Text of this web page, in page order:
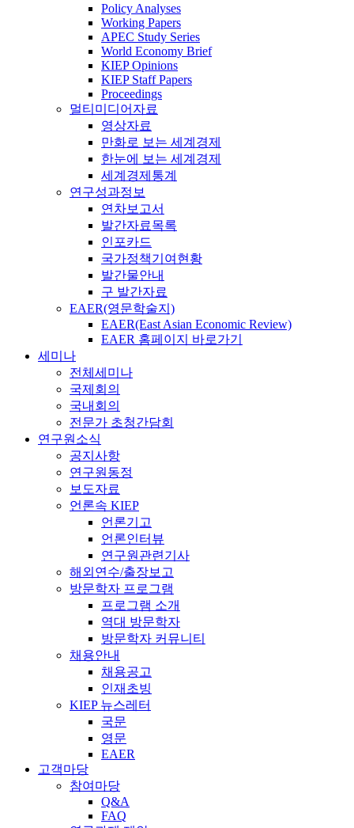
Policy Analyses
Working Papers
APEC Study Series
World Economy Brief
KIEP Opinions
KIEP Staff Papers
Proceedings
멀티미디어자료
영상자료
만화로 보는 세계경제
한눈에 보는 세계경제
세계경제통계
연구성과정보
연차보고서
발간자료목록
인포카드
국가정책기여현황
발간물안내
구 발간자료
EAER(영문학술지)
EAER(East Asian Economic Review)
EAER 홈페이지 바로가기
세미나
전체세미나
국제회의
국내회의
전문가 초청간담회
연구원소식
공지사항
연구원동정
보도자료
언론속 KIEP
언론기고
언론인터뷰
연구원관련기사
해외연수/출장보고
방문학자 프로그램
프로그램 소개
역대 방문학자
방문학자 커뮤니티
채용안내
채용공고
인재초빙
KIEP 뉴스레터
국문
영문
EAER
고객마당
참여마당
Q&A
FAQ